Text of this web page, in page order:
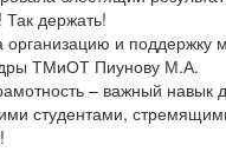
держать!
организацию и поддержку
ТМиОТ Пиунову М.А.
– важный навык
студентами,